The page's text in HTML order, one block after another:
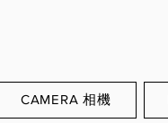
CAMERA 相機